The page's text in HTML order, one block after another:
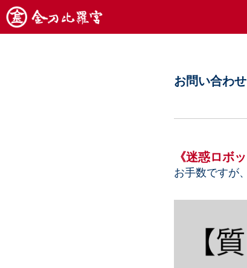
お問い合わ
《迷惑ロボ
お手数ですが